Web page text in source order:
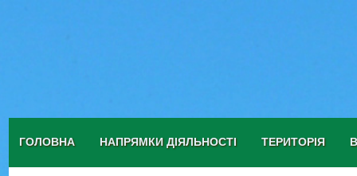
ГОЛОВНА НАПРЯМКИ ДІЯЛЬНОСТІ ТЕРИТОРІЯ